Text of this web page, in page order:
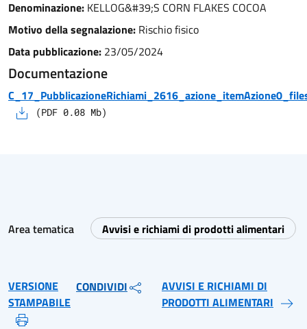
Denominazione: KELLOG&#39;S CORN FLAKES COCOA
Motivo della segnalazione: Rischio fisico
Data pubblicazione: 23/05/2024
Documentazione
(PDF 0.08 Mb)
Area tematica Avvisi e richiami di prodotti alimentari
VERSIONE
STAMPABILE
CONDIVIDI
AVVISI E RICHIAMI DI
PRODOTTI ALIMENTARI